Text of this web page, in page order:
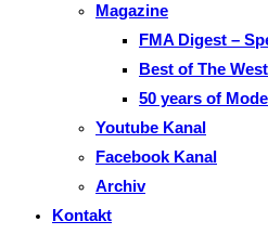
Magazine
FMA Digest –
Best of The
50 years of
Youtube Kanal
Facebook Kanal
Archiv
Kontakt